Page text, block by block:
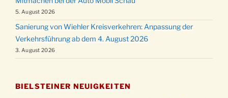
5. August 2026
Sanierung von Wiehler Kreisverkehren: Anpassung der
Verkehrsführung ab dem 4. August 2026
3. August 2026
BIELSTEINER NEUIGKEITEN